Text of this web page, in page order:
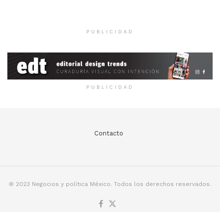
PUBLICIDAD
PUBLICIDAD
Contacto
© 2023 Negocios y política México. Todos los derechos reservados.